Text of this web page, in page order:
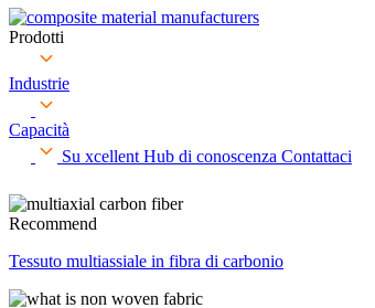
Prodotti
Industrie
Capacità
Su xcellent Hub di conoscenza Contattaci
Recommend
Tessuto multiassiale in fibra di carbonio